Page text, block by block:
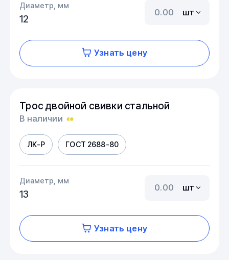
Диаметр, мм
12
шт
Узнать цену
Трос двойной свивки стальной
В наличии
ЛК-Р ГОСТ 2688-80
Диаметр, мм
13
шт
Узнать цену